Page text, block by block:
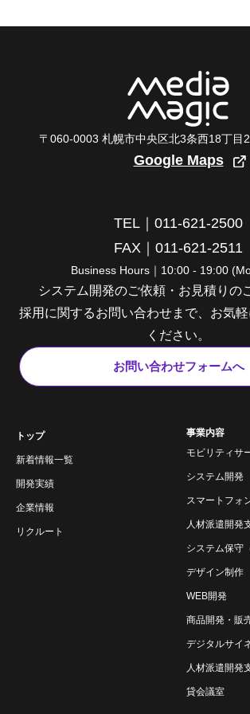
〒060-0003 札幌市中央区北3条西18丁目
Google Maps
TEL｜011-621-2500
FAX｜011-621-2511
Business Hours｜10:00 - 19:00
システム開発のご依頼・お見積りの
採用に関するお問い合わせまで、お気
ください。
お問い合わせフォームへ
トップ
新着情報一覧
開発実績
企業情報
リクルート
事業内容
モビリティサ
システム開発
スマートフォ
人材派遣開発
システム保守
デザイン制作
WEB開発
商品開発・販
デジタルサイ
人材派遣開発
貸会議室